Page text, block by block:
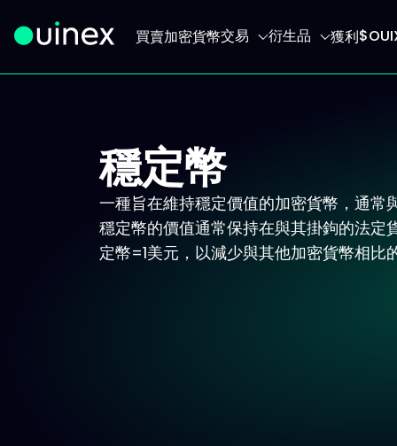
買賣加密貨幣交易 衍生品 獲利
穩定幣
一種旨在維持穩定價值的加密貨幣，通常
穩定幣的價值通常保持在與其掛鉤的法定
定幣=1美元，以減少與其他加密貨幣相比